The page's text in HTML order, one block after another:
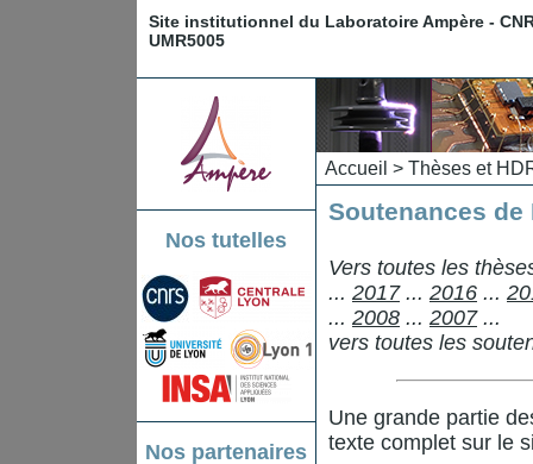
Site institutionnel du Laboratoire Ampère -
UMR5005
Nos tutelles
Nos partenaires
Accueil > Thèses et
Soutenances de
Vers toutes les
... 2017... 2016 ...
... 2008 ... 2007...
vers toutes les
Une grande partie
texte complet sur le